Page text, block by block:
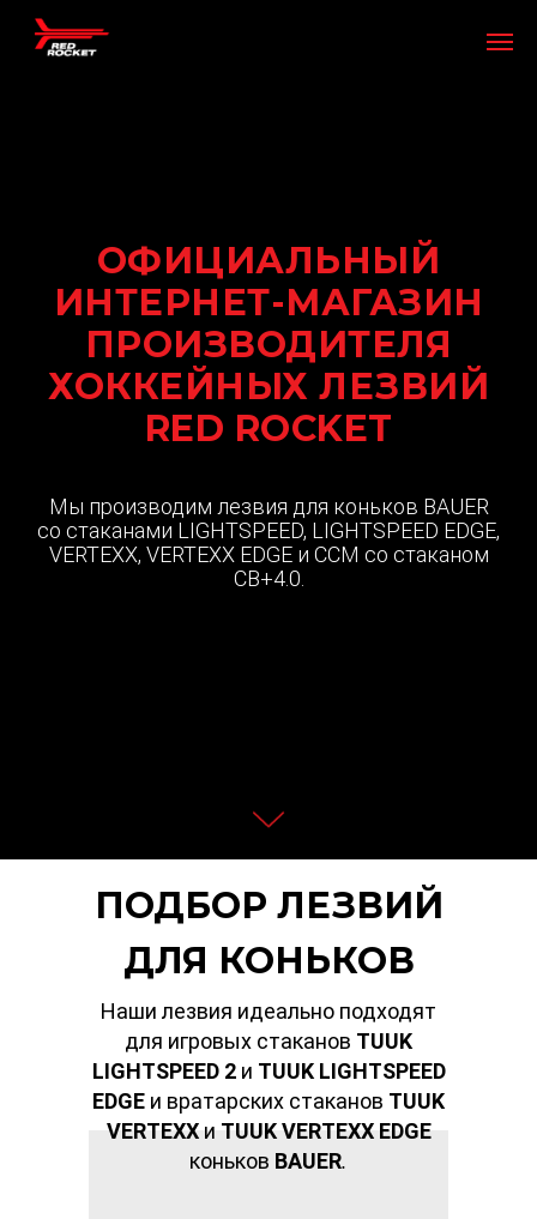
ОФИЦИАЛЬНЫЙ
ИНТЕРНЕТ-МАГАЗИН
ПРОИЗВОДИТЕЛЯ
ХОККЕЙНЫХ ЛЕЗВИЙ
RED ROCKET
Мы производим лезвия для коньков BAUER
со стаканами LIGHTSPEED, LIGHTSPEED EDGE,
VERTEXX, VERTEXX EDGE и ССM со стаканом
CB+4.0.
ПОДБОР ЛЕЗВИЙ
ДЛЯ КОНЬКОВ
Наши лезвия идеально подходят
для игровых стаканов TUUK
LIGHTSPEED 2и TUUK LIGHTSPEED
EDGE и вратарских стаканов TUUK
VERTEXXи TUUK VERTEXX EDGE
коньков BAUER.